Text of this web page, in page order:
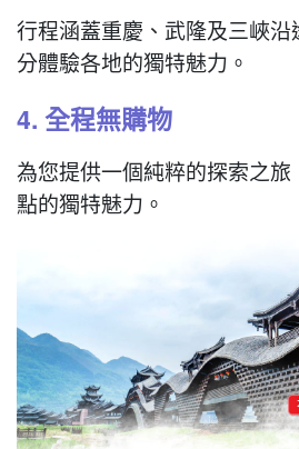
行程涵蓋重慶、武隆及三峽
分體驗各地的獨特魅力。
4. 全程無購物
為您提供一個純粹的探索之
點的獨特魅力。